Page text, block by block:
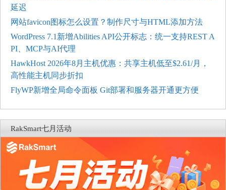
延迟
网站favicon图标怎么设置？制作尺寸与HTML添加方法
WordPress 7.1新增Abilities API公开标志：统一支持REST A
PI、MCP与AI代理
HawkHost 2026年8月主机优惠：共享主机低至$2.61/月，
高性能主机同步折扣
FlyWP新增全局命令面板 Git部署和服务器开通更方便
RakSmart七月活动